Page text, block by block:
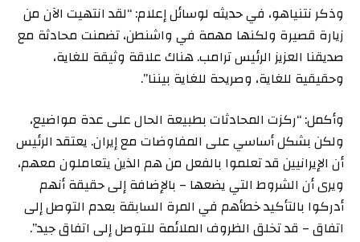
وذكر نتنياهو، في حديثه لوسائل إعلام: “لقد انتهيت الآن من
زيارة قصيرة ولكنها مهمة في واشنطن، تضمنت محادثة مع
صديقنا العزيز الرئيس ترامب. هناك علاقة وثيقة للغاية،
وحقيقية للغاية، وصريحة للغاية بيننا”.
وأكمل: “ركزت المحادثات بطبيعة الحال على عدة مواضيع،
ولكن بشكل أساسي على المفاوضات مع إيران. يعتقد الرئيس
أن الإيرانيين قد تعلموا بالفعل من هم الذين يتعاملون معهم،
ويرى أن الشروط التي يضعها – بالإضافة إلى حقيقة أنهم
أدركوا بالتأكيد خطأهم في المرة السابقة بعدم التوصل إلى
اتفاق – قد تخلق الظروف الملائمة للتوصل إلى اتفاق جيد”.